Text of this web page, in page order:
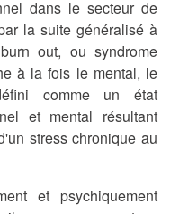
dans le secteur de
la suite généralisé à
out, ou syndrome
à la fois le mental, le
comme un état
et mental résultant
stress chronique au
et psychiquement